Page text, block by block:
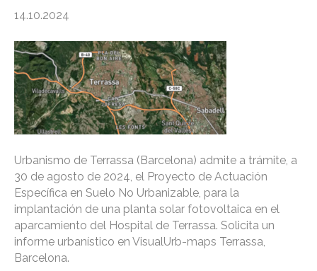
14.10.2024
Urbanismo de Terrassa (Barcelona) admite a trámite, a
30 de agosto de 2024, el Proyecto de Actuación
Específica en Suelo No Urbanizable, para la
implantación de una planta solar fotovoltaica en el
aparcamiento del Hospital de Terrassa. Solicita un
informe urbanístico en VisualUrb-maps Terrassa,
Barcelona.